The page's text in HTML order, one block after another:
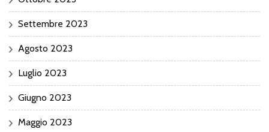
Settembre 2023
Agosto 2023
Luglio 2023
Giugno 2023
Maggio 2023